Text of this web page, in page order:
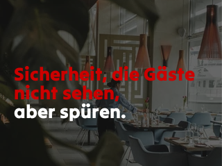
Sicherheit, die Gäste
nicht sehen,
aber spüren.